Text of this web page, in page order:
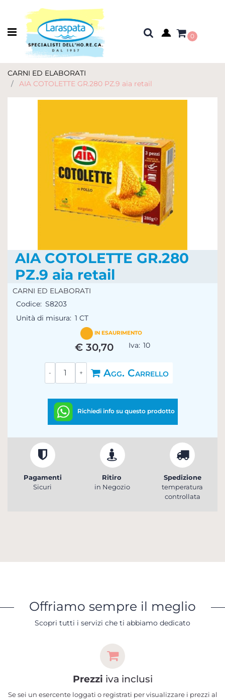
Open menu
0
CARNI ED ELABORATI
AIA COTOLETTE GR.280 PZ.9 aia retail
AIA COTOLETTE GR.280
PZ.9 aia retail
CARNI ED ELABORATI
Codice: S8203
Unità di misura: 1 CT
IN ESAURIMENTO
€ 30,70 Iva: 10
Quantità
Agg. Carrello
Richiedi info su questo prodotto
Pagamenti
Sicuri
Ritiro
in Negozio
Spedizione
temperatura
controllata
Offriamo sempre il meglio
Scopri tutti i servizi che ti abbiamo dedicato
Prezzi iva inclusi
Se sei un esercente loggati o registrati per visualizzare i prezzi al